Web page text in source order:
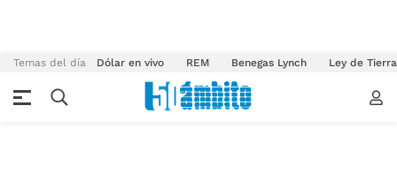
Temas del día Dólar en vivo REM Benegas Lynch Ley de